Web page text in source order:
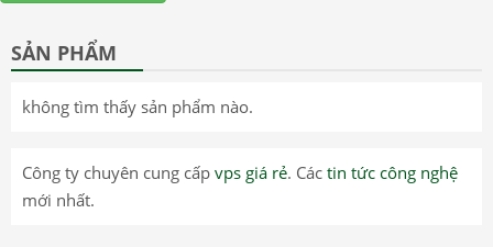
SẢN PHẨM
không tìm thấy sản phẩm nào.
Công ty chuyên cung cấp vps giá rẻ. Các tin tức công nghệ
mới nhất.